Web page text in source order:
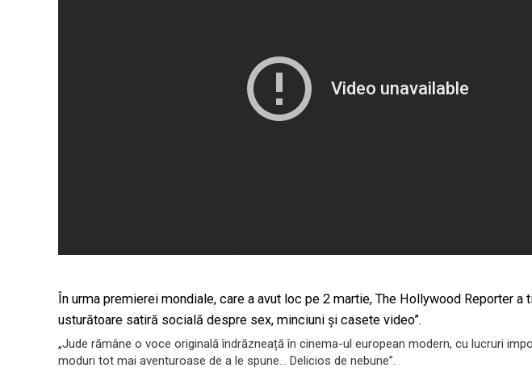
În urma premierei mondiale, care a avut loc pe 2 martie, The Hollywood Reporter a
usturătoare satiră socială despre sex, minciuni și casete video”.
„Jude rămâne o voce originală îndrăzneață în cinema-ul european modern, cu lucruri
moduri tot mai aventuroase de a le spune… Delicios de nebune”.